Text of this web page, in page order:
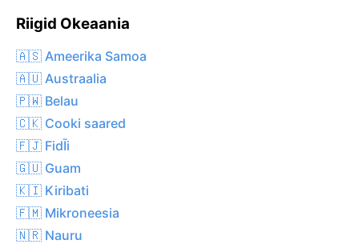
Riigid Okeaania
🇦🇸 Ameerika Samoa
🇦🇺 Austraalia
🇵🇼 Belau
🇨🇰 Cooki saared
🇫🇯 FidĪi
🇬🇺 Guam
🇰🇮 Kiribati
🇫🇲 Mikroneesia
🇳🇷 Nauru